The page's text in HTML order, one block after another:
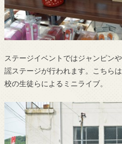
ステージイベントではジャンピン
謡ステージが行われます。こちら
校の生徒らによるミニライブ。